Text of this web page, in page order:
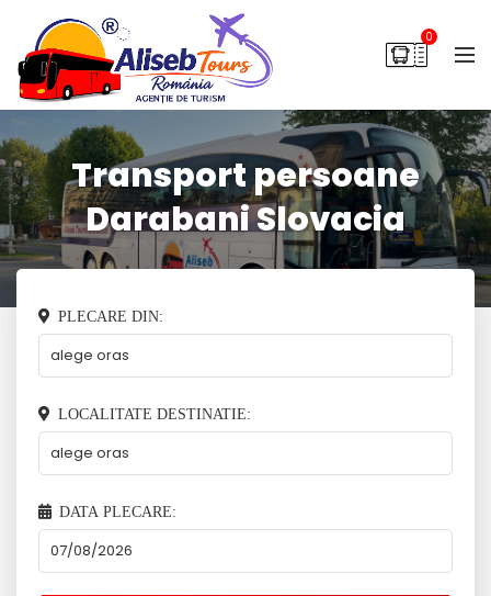
0
Transport persoane
Darabani Slovacia
PLECARE DIN:
LOCALITATE DESTINATIE:
DATA PLECARE: